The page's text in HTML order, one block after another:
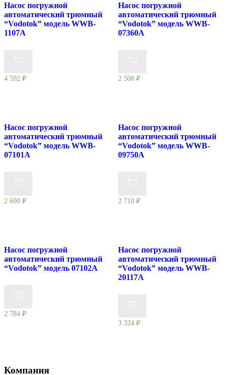
Насос погружной
автоматический трюмный
“Vodotok” модель WWB-
1107A
4 592 ₽
Насос погружной
автоматический трюмный
“Vodotok” модель WWB-
07360A
2 508 ₽
Насос погружной
автоматический трюмный
“Vodotok” модель WWB-
07101A
2 600 ₽
Насос погружной
автоматический трюмный
“Vodotok” модель WWB-
09750A
2 710 ₽
Насос погружной
автоматический трюмный
“Vodotok” модель 07102A
2 784 ₽
Насос погружной
автоматический трюмный
“Vodotok” модель WWB-
20117A
3 324 ₽
Компания